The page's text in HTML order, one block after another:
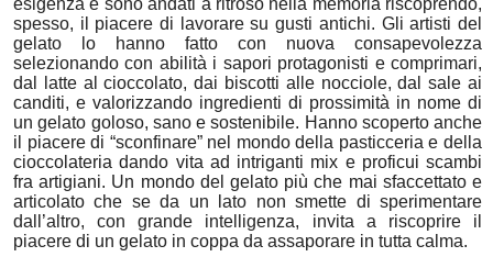
esigenza e sono andati a ritroso nella memoria riscoprendo,
spesso, il piacere di lavorare su gusti antichi. Gli artisti del
gelato lo hanno fatto con nuova consapevolezza
selezionando con abilità i sapori protagonisti e comprimari,
dal latte al cioccolato, dai biscotti alle nocciole, dal sale ai
canditi, e valorizzando ingredienti di prossimità in nome di
un gelato goloso, sano e sostenibile. Hanno scoperto anche
il piacere di “sconfinare” nel mondo della pasticceria e della
cioccolateria dando vita ad intriganti mix e proficui scambi
fra artigiani. Un mondo del gelato più che mai sfaccettato e
articolato che se da un lato non smette di sperimentare
dall’altro, con grande intelligenza, invita a riscoprire il
piacere di un gelato in coppa da assaporare in tutta calma.